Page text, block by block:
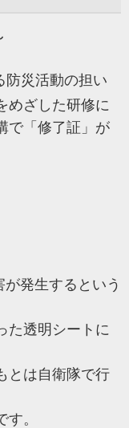
防災活動の担い
めざした研修に
で「修了証」が
発生するという
た透明シートに
とは自衛隊で行
。